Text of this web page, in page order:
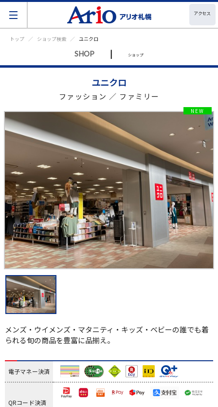
アクセス
トップ ショップ検索 ユニクロ
SHOP | ショップ
ユニクロ
ファッション ／ ファミリー
メンズ・ウイメンズ・マタニティ・キッズ・ベビーの誰でも着
られる旬の商品を豊富に品揃え。
電子マネー決済
QRコード決済